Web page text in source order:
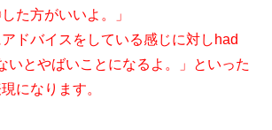
た方がいいよ。」
ドバイスをしている感じに対し had
いとやばいことになるよ。」といった
になります。